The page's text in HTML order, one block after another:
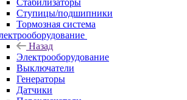
Стабилизаторы
Ступицы/подшипники
Тормозная система
Назад
Электрооборудование
Выключатели
Генераторы
Датчики